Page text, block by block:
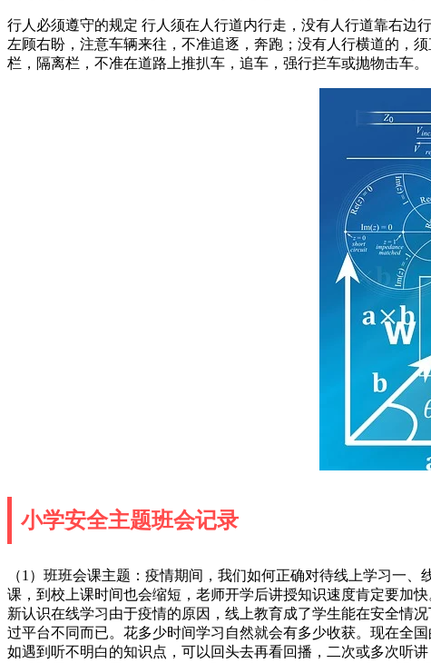
行人必须遵守的规定 行人须在人行道内行走，没有人行道靠右边
左顾右盼，注意车辆来往，不准追逐，奔跑；没有人行横道的，
栏，隔离栏，不准在道路上推扒车，追车，强行拦车或抛物击车。
小学安全主题班会记录
（1）班班会课主题：疫情期间，我们如何正确对待线上学习一
课，到校上课时间也会缩短，老师开学后讲授知识速度肯定要加
新认识在线学习由于疫情的原因，线上教育成了学生能在安全情
过平台不同而已。花多少时间学习自然就会有多少收获。现在全
如遇到听不明白的知识点，可以回头去再看回播，二次或多次听